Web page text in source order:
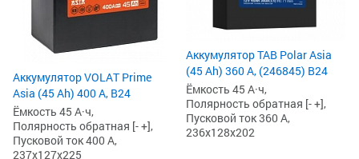
Аккумулятор VOLAT Prime
Asia (45 Ah) 400 А, B24
Ёмкость 45 А·ч,
Полярность обратная [- +],
Пусковой ток 400 А,
237x127x225
Аккумулятор TAB Polar Asia
(45 Ah) 360 А, (246845) B24
Ёмкость 45 А·ч,
Полярность обратная [- +],
Пусковой ток 360 А,
236x128x202